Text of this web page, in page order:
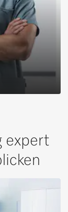
expert